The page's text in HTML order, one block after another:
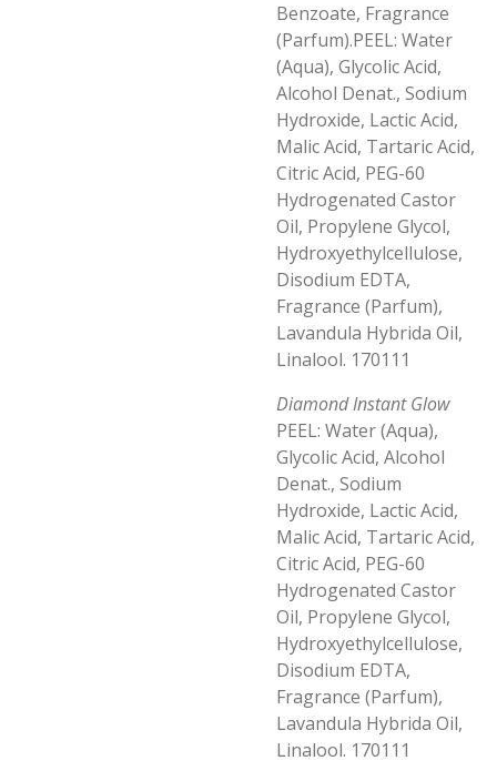
Benzoate, Fragrance
(Parfum).PEEL: Water
(Aqua), Glycolic Acid,
Alcohol Denat., Sodium
Hydroxide, Lactic Acid,
Malic Acid, Tartaric Acid,
Citric Acid, PEG-60
Hydrogenated Castor
Oil, Propylene Glycol,
Hydroxyethylcellulose,
Disodium EDTA,
Fragrance (Parfum),
Lavandula Hybrida Oil,
Linalool. 170111
Diamond Instant Glow
PEEL: Water (Aqua),
Glycolic Acid, Alcohol
Denat., Sodium
Hydroxide, Lactic Acid,
Malic Acid, Tartaric Acid,
Citric Acid, PEG-60
Hydrogenated Castor
Oil, Propylene Glycol,
Hydroxyethylcellulose,
Disodium EDTA,
Fragrance (Parfum),
Lavandula Hybrida Oil,
Linalool. 170111